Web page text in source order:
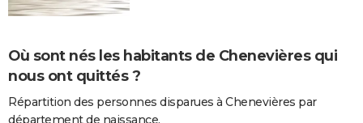
Où sont nés les habitants de Chenevières qui
nous ont quittés ?
Répartition des personnes disparues à Chenevières par
département de naissance.